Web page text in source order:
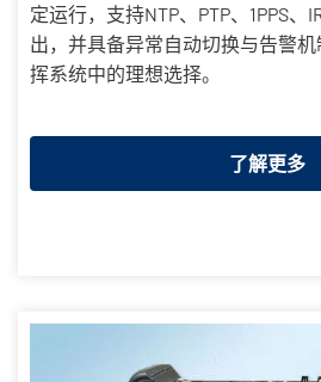
定运行，支持NTP、PTP、1PPS、
出，并具备异常自动切换与告警
挥系统中的理想选择。
了解更多